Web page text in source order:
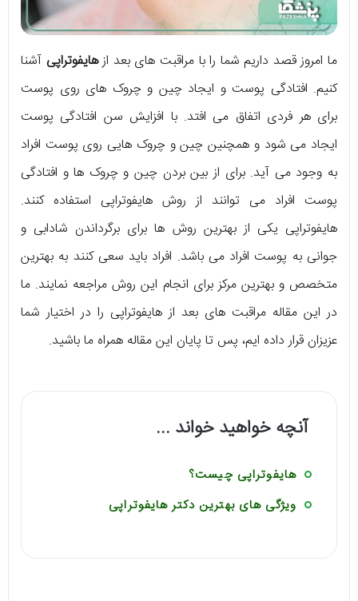
ما امروز قصد داریم شما را با مراقبت های بعد ازهایفوتراپی آشنا
کنیم. افتادگی پوست و ایجاد چین و چروک های روی پوست
برای هر فردی اتفاق می افتد. با افزایش سن افتادگی پوست
ایجاد می شود و همچنین چین و چروک هایی روی پوست افراد
به وجود می آید. برای از بین بردن چین و چروک ها و افتادگی
پوست افراد می توانند از روش هایفوتراپی استفاده کنند.
هایفوتراپی یکی از بهترین روش ها برای برگرداندن شادابی و
جوانی به پوست افراد می باشد. افراد باید سعی کنند به بهترین
متخصص و بهترین مرکز برای انجام این روش مراجعه نمایند. ما
در این مقاله مراقبت های بعد از هایفوتراپی را در اختیار شما
عزیزان قرار داده ایم، پس تا پایان این مقاله همراه ما باشید.
آنچه خواهید خواند ...
هایفوتراپی چیست؟
ویژگی های بهترین دکتر هایفوتراپی